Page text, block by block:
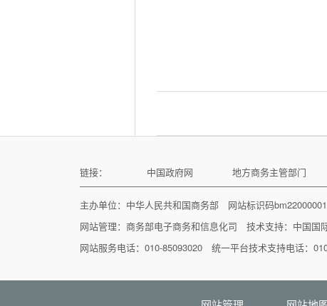
链接： 中国政府网 地方商务主管部门
主办单位：中华人民共和国商务部 网站标识码
网站管理：商务部电子商务和信息化司 技术支持： 中国国
网站服务电话：010-85093020 统一平台技术支持电话：